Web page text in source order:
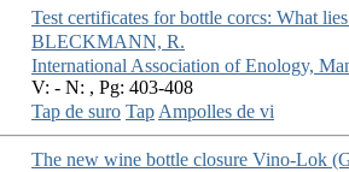
Test certificates for bottle corcs: What
BLECKMANN, R.
International Association of Enology,
V: - N: , Pg: 403-408
Tap de suro TapAmpolles de vi
The new wine bottle closure Vino-Lok